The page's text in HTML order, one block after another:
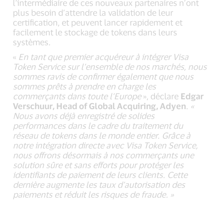
l’intermédiaire de ces nouveaux partenaires n’ont
plus besoin d’attendre la validation de leur
certification, et peuvent lancer rapidement et
facilement le stockage de tokens dans leurs
systèmes.
« En tant que premier acquéreur à intégrer Visa
Token Service sur l’ensemble de nos marchés, nous
sommes ravis de confirmer également que nous
sommes prêts à prendre en charge les
commerçants dans toute l’Europe», déclare Edgar
Verschuur, Head of Global Acquiring, Adyen «
Nous avons déjà enregistré de solides
performances dans le cadre du traitement du
réseau de tokens dans le monde entier. Grâce à
notre intégration directe avec Visa Token Service,
nous offrons désormais à nos commerçants une
solution sûre et sans efforts pour protéger les
identifiants de paiement de leurs clients. Cette
dernière augmente les taux d’autorisation des
paiements et réduit les risques de fraude. »